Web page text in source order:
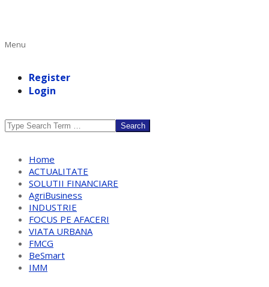
Primary
Menu
Register
Login
Search
Home
ACTUALITATE
SOLUTII FINANCIARE
AgriBusiness
INDUSTRIE
FOCUS PE AFACERI
VIATA URBANA
FMCG
BeSmart
IMM